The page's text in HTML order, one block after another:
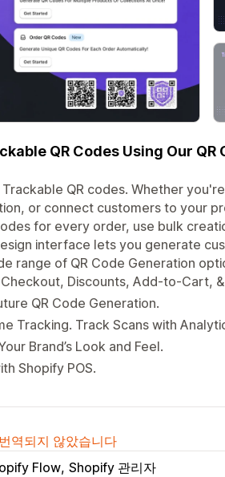
QR Codes Using Our QR
QR codes. Whether
or connect customers to your
for every order, use bulk
interface lets you generate
range of QR Code Generation
Discounts, Add-to-Cart,
QR Code Generation.
Tracking. Track Scans with
Brand’s Look and Feel.
Shopify POS.
역되지 않았습니다
Flow Shopify 관리자